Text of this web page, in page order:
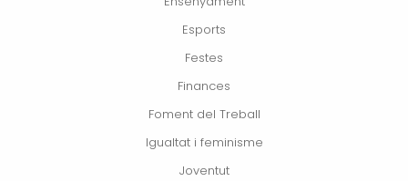
Esports
Festes
Finances
Foment del Treball
Igualtat i feminisme
Joventut